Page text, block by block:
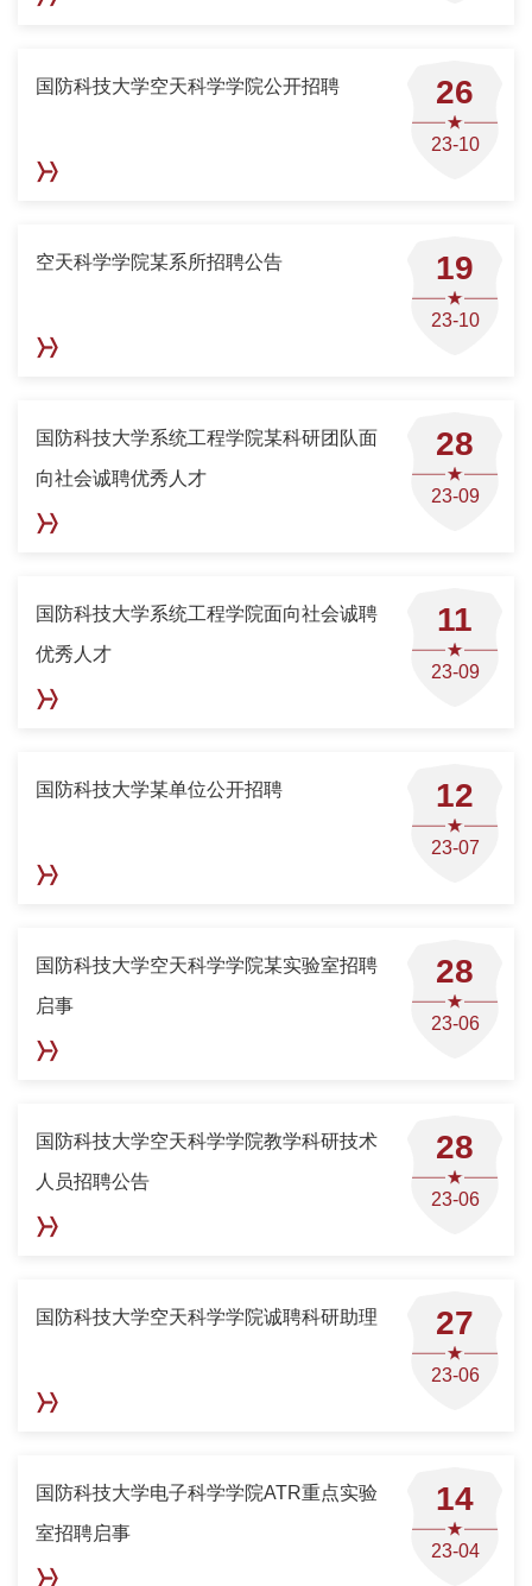
26
23-10
国防科技大学空天科学学院公开招聘
19
23-10
空天科学学院某系所招聘公告
28
23-09
国防科技大学系统工程学院某科研团队面
向社会诚聘优秀人才
11
23-09
国防科技大学系统工程学院面向社会诚聘
优秀人才
12
23-07
国防科技大学某单位公开招聘
28
23-06
国防科技大学空天科学学院某实验室招聘
启事
28
23-06
国防科技大学空天科学学院教学科研技术
人员招聘公告
27
23-06
国防科技大学空天科学学院诚聘科研助理
14
23-04
国防科技大学电子科学学院ATR重点实验
室招聘启事